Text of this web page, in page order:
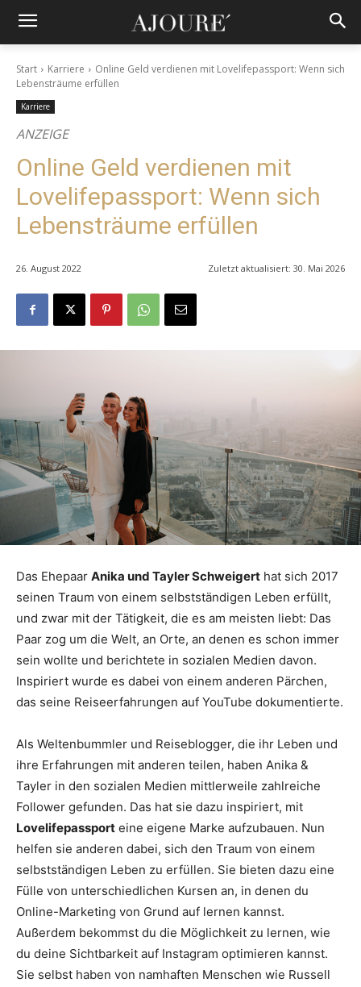
Start Karriere
Online Geld verdienen mit Lovelifepassport: Wenn sich
Lebensträume erfüllen
Karriere
ANZEIGE
Online Geld verdienen mit
Lovelifepassport: Wenn sich
Lebensträume erfüllen
26. August 2022 Zuletzt aktualisiert: 30. Mai 2026
Das Ehepaar Anika und Tayler Schweigert hat sich 2017
seinen Traum von einem selbstständigen Leben erfüllt,
und zwar mit der Tätigkeit, die es am meisten liebt: Das
Paar zog um die Welt, an Orte, an denen es schon immer
sein wollte und berichtete in sozialen Medien davon.
Inspiriert wurde es dabei von einem anderen Pärchen,
das seine Reiseerfahrungen auf YouTube dokumentierte.
Als Weltenbummler und Reiseblogger, die ihr Leben und
ihre Erfahrungen mit anderen teilen, haben Anika &
Tayler in den sozialen Medien mittlerweile zahlreiche
Follower gefunden. Das hat sie dazu inspiriert, mit
Lovelifepassport eine eigene Marke aufzubauen. Nun
helfen sie anderen dabei, sich den Traum von einem
selbstständigen Leben zu erfüllen. Sie bieten dazu eine
Fülle von unterschiedlichen Kursen an, in denen du
Online-Marketing von Grund auf lernen kannst.
Außerdem bekommst du die Möglichkeit zu lernen, wie
du deine Sichtbarkeit auf Instagram optimieren kannst.
Sie selbst haben von namhaften Menschen wie Russell